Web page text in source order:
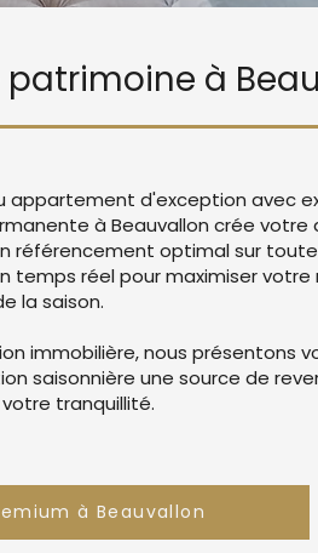
à
appartement d'exception avec
à Beauvallon crée votre
référencement optimal sur
temps réel pour maximiser
la saison.
immobilière, nous présentons
saisonnière une source de
tranquillité.
à Beauvallon